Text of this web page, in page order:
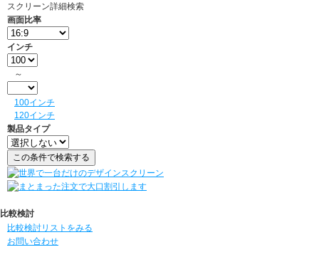
スクリーン詳細検索
画面比率
インチ
～
100インチ
120インチ
製品タイプ
比較検討
比較検討リストをみる
お問い合わせ